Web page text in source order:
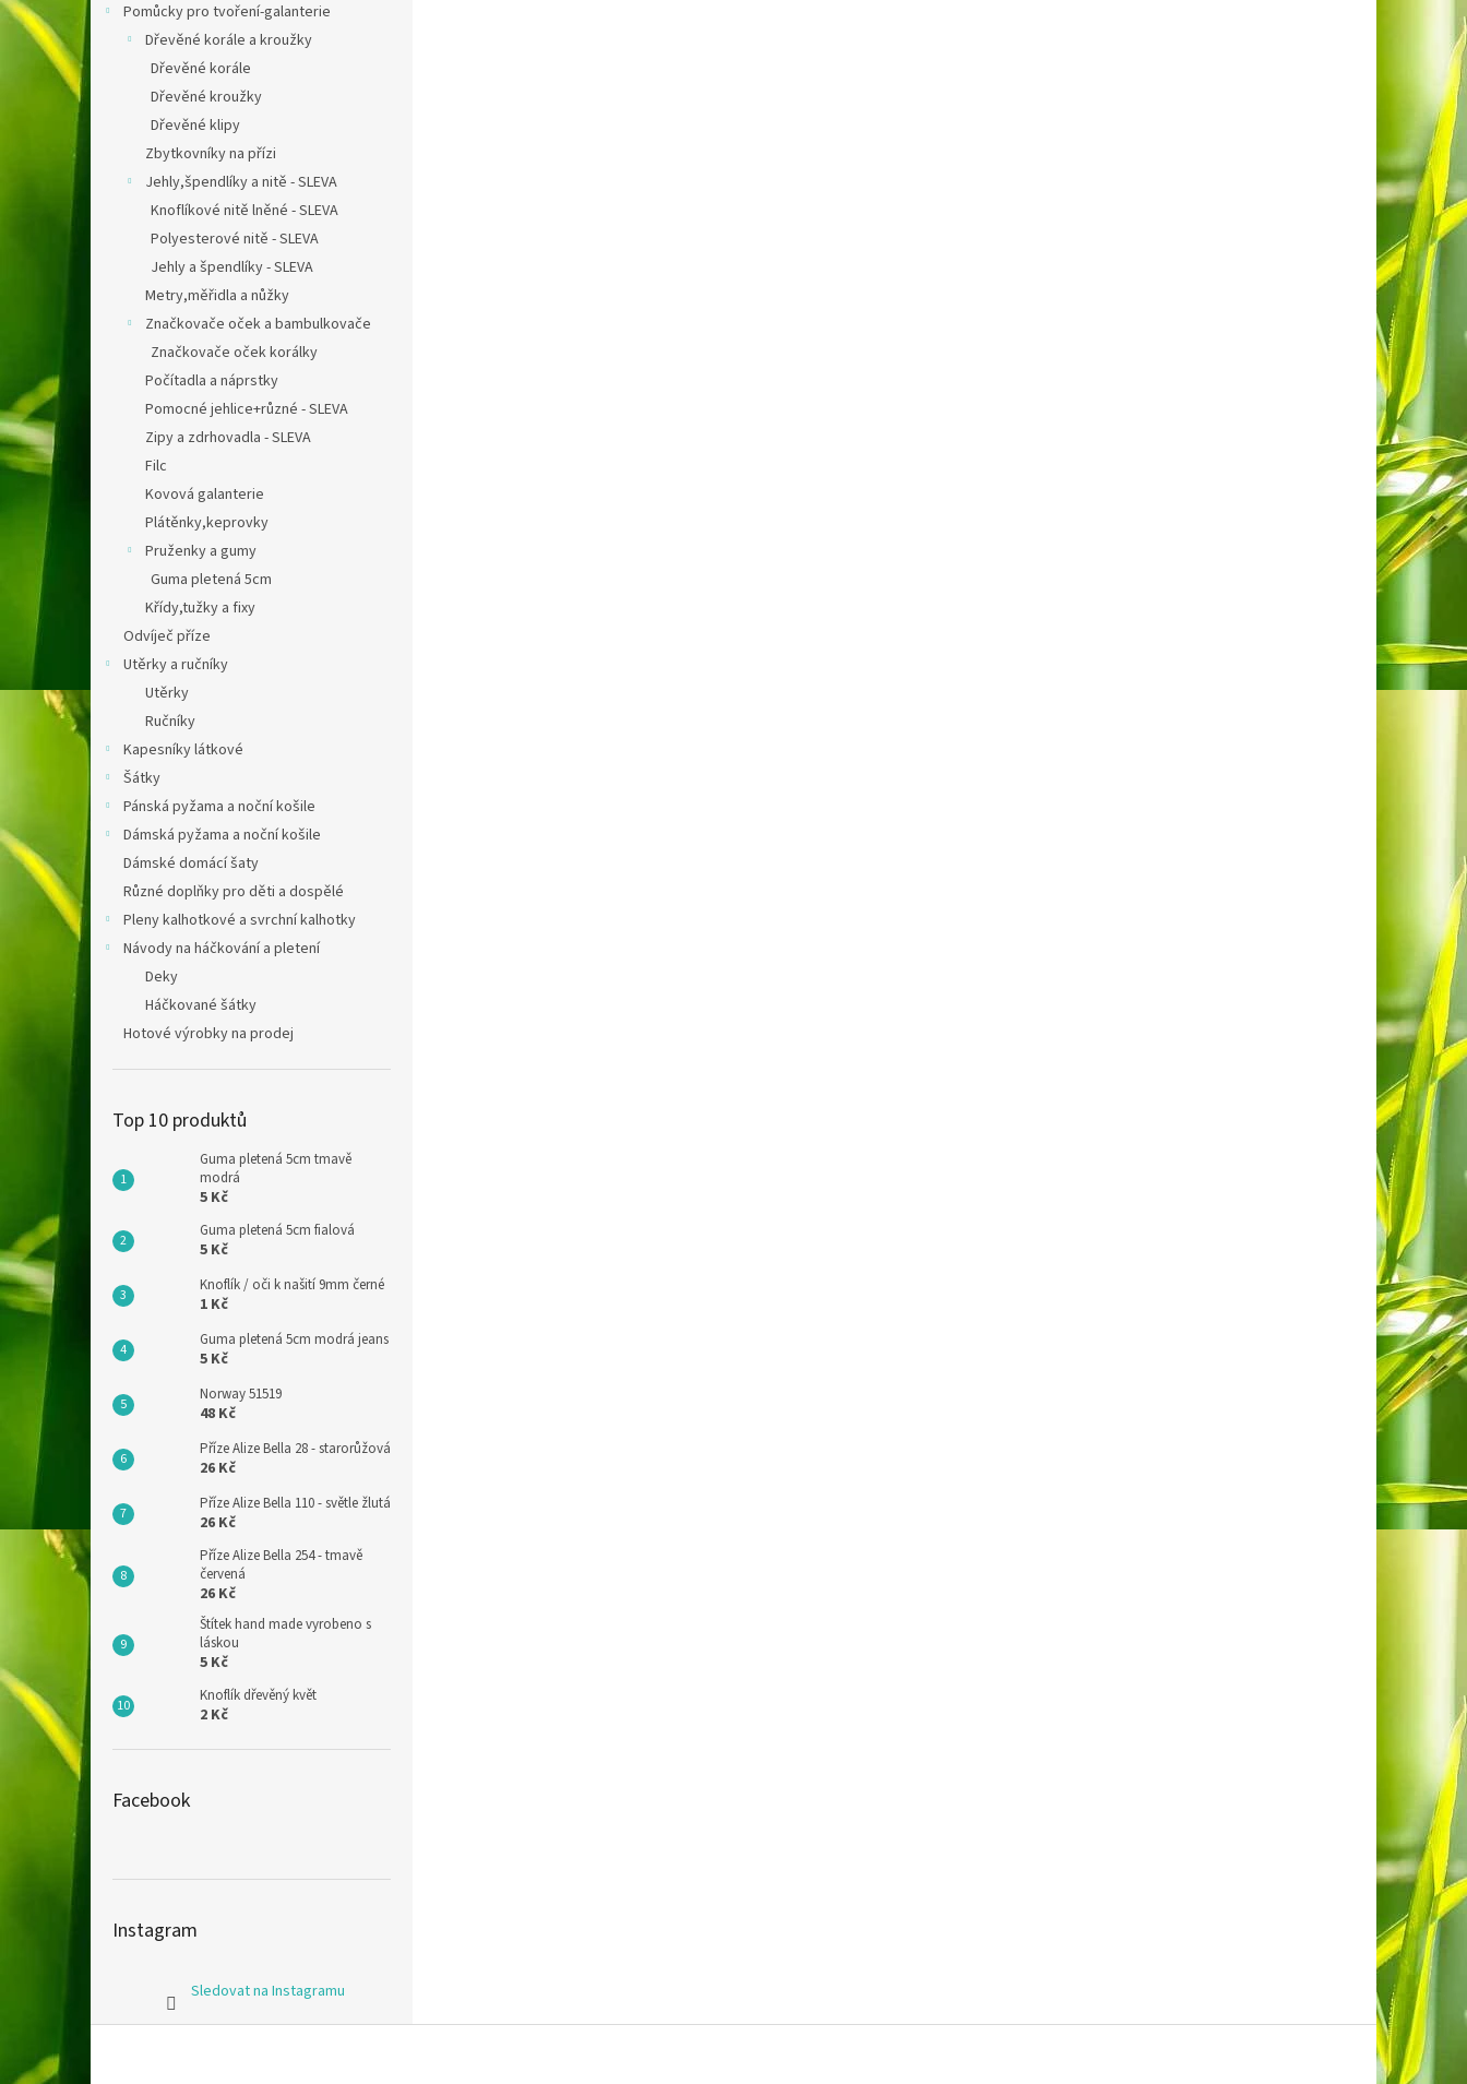
Pomůcky pro tvoření-galanterie
Dřevěné korále a kroužky
Dřevěné korále
Dřevěné kroužky
Dřevěné klipy
Zbytkovníky na přízi
Jehly,špendlíky a nitě - SLEVA
Knoflíkové nitě lněné - SLEVA
Polyesterové nitě - SLEVA
Jehly a špendlíky - SLEVA
Metry,měřidla a nůžky
Značkovače oček a bambulkovače
Značkovače oček korálky
Počítadla a náprstky
Pomocné jehlice+různé - SLEVA
Zipy a zdrhovadla - SLEVA
Filc
Kovová galanterie
Plátěnky,keprovky
Pruženky a gumy
Guma pletená 5cm
Křídy,tužky a fixy
Odvíječ příze
Utěrky a ručníky
Utěrky
Ručníky
Kapesníky látkové
Šátky
Pánská pyžama a noční košile
Dámská pyžama a noční košile
Dámské domácí šaty
Různé doplňky pro děti a dospělé
Pleny kalhotkové a svrchní kalhotky
Návody na háčkování a pletení
Deky
Háčkované šátky
Hotové výrobky na prodej
Top 10 produktů
Guma pletená 5cm tmavě
modrá
5 Kč
Guma pletená 5cm fialová
5 Kč
Knoflík / oči k našití 9mm černé
1 Kč
Guma pletená 5cm modrá jeans
5 Kč
Norway 51519
48 Kč
Příze Alize Bella 28 - starorůžová
26 Kč
Příze Alize Bella 110 - světle žlutá
26 Kč
Příze Alize Bella 254 - tmavě
červená
26 Kč
Štítek hand made vyrobeno s
láskou
5 Kč
Knoflík dřevěný květ
2 Kč
Facebook
Instagram
Sledovat na Instagramu